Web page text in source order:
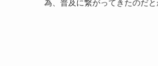
為、普及に繋がってきたのだと